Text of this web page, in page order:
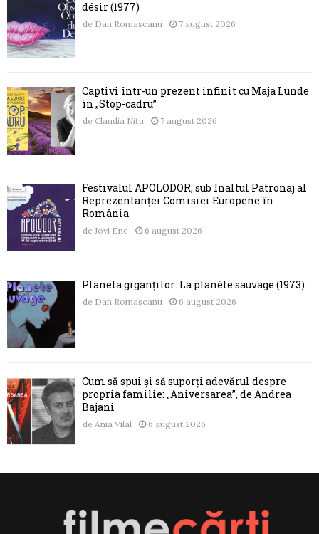
désir (1977)
de Dan Romascanu 7 august 2026
Captivi într-un prezent infinit cu Maja Lunde
în „Stop-cadru”
de Claudia Nițu 7 august 2026
Festivalul APOLODOR, sub Înaltul Patronaj al
Reprezentanței Comisiei Europene în
România
de Jovi Ene 6 august 2026
Planeta giganților: La planète sauvage (1973)
de Dan Romascanu 6 august 2026
Cum să spui și să suporți adevărul despre
propria familie: „Aniversarea”, de Andrea
Bajani
de Ania Vilal 6 august 2026